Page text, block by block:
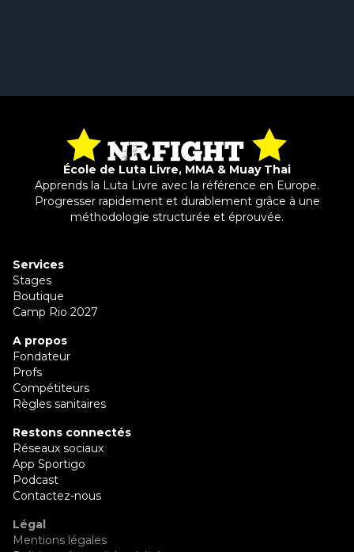
École de Luta Livre, MMA & Muay Thai
Apprends la Luta Livre avec la référence en Europe.
Progresser rapidement et durablement grâce à une
méthodologie structurée et éprouvée.
Services
Stages
Boutique
Camp Rio 2027
A propos
Fondateur
Profs
Compétiteurs
Règles sanitaires
Restons connectés
Réseaux sociaux
App Sportigo
Podcast
Contactez-nous
Légal
Mentions légales